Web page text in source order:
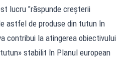
lucru "răspunde creșterii
astfel de produse din tutun în
contribui la atingerea obiectivului
stabilit în Planul european